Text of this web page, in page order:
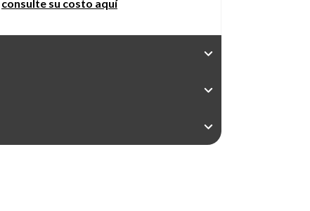
consulte su costo aquí